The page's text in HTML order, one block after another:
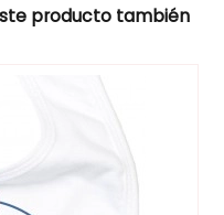
producto también